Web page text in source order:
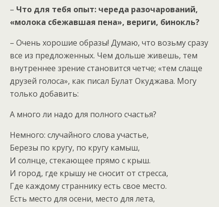
– Что для тебя опыт: череда разочарований,
«молока сбежавшая пена», вериги, бинокль?
– Очень хорошие образы! Думаю, что возьму сразу
все из предложенных. Чем дольше живешь, тем
внутреннее зрение становится четче; «тем слаще
друзей голоса», как писал Булат Окуджава. Могу
только добавить:
А много ли надо для полного счастья?
Немного: случайного слова участье,
Березы по кругу, по кругу камыш,
И солнце, стекающее прямо с крыш.
И город, где крышу не сносит от стресса,
Где каждому страннику есть свое место.
Есть место для осени, место для лета,